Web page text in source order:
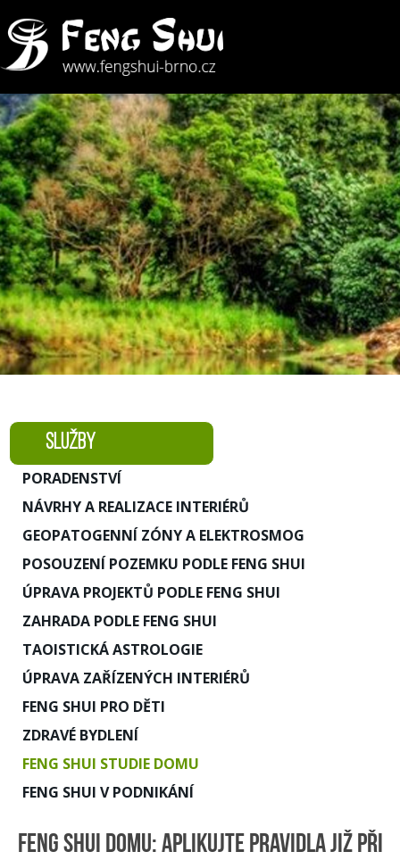
SLUŽBY
PORADENSTVÍ
NÁVRHY A REALIZACE INTERIÉRŮ
GEOPATOGENNÍ ZÓNY A ELEKTROSMOG
POSOUZENÍ POZEMKU PODLE FENG SHUI
ÚPRAVA PROJEKTŮ PODLE FENG SHUI
ZAHRADA PODLE FENG SHUI
TAOISTICKÁ ASTROLOGIE
ÚPRAVA ZAŘÍZENÝCH INTERIÉRŮ
FENG SHUI PRO DĚTI
ZDRAVÉ BYDLENÍ
FENG SHUI STUDIE DOMU
FENG SHUI V PODNIKÁNÍ
FENG SHUI DOMU: APLIKUJTE PRAVIDLA JIŽ PŘI